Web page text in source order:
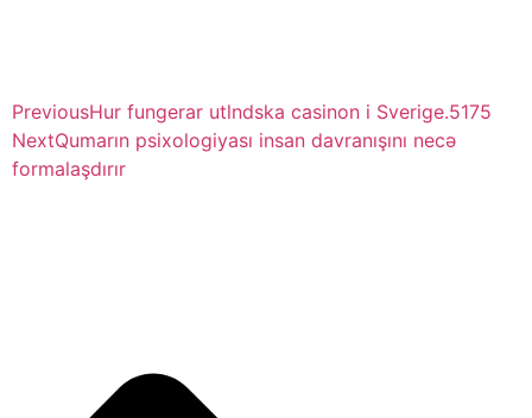
PreviousHur fungerar utlndska casinon i Sverige.5175
NextQumarın psixologiyası insan davranışını necə
formalaşdırır